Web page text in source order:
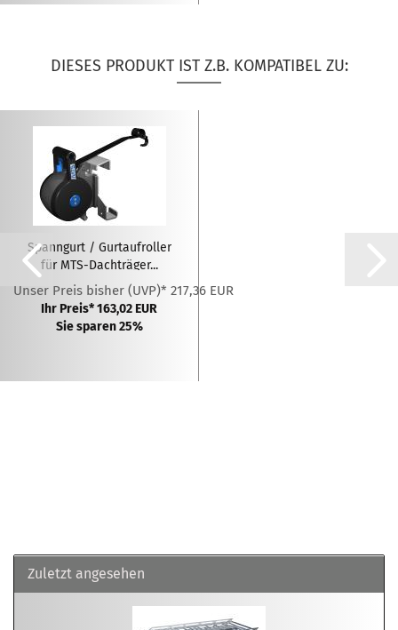
DIESES PRODUKT IST Z.B. KOMPATIBEL ZU:
Spanngurt / Gurtaufroller
für MTS-Dachträger...
Unser Preis bisher (UVP)* 217,36 EUR
Ihr Preis* 163,02 EUR
Sie sparen 25%
Zuletzt angesehen